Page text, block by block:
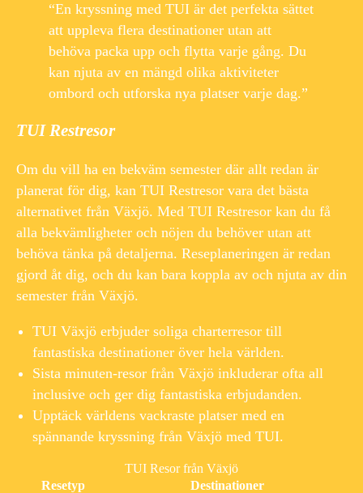
“En kryssning med TUI är det perfekta sättet
att uppleva flera destinationer utan att
behöva packa upp och flytta varje gång. Du
kan njuta av en mängd olika aktiviteter
ombord och utforska nya platser varje dag.”
TUI Restresor
Om du vill ha en bekväm semester där allt redan är
planerat för dig, kan TUI Restresor vara det bästa
alternativet från Växjö. Med TUI Restresor kan du få
alla bekvämligheter och nöjen du behöver utan att
behöva tänka på detaljerna. Reseplaneringen är redan
gjord åt dig, och du kan bara koppla av och njuta av din
semester från Växjö.
TUI Växjö erbjuder soliga charterresor till
fantastiska destinationer över hela världen.
Sista minuten-resor från Växjö inkluderar ofta all
inclusive och ger dig fantastiska erbjudanden.
Upptäck världens vackraste platser med en
spännande kryssning från Växjö med TUI.
TUI Resor från Växjö
Resetyp
Destinationer